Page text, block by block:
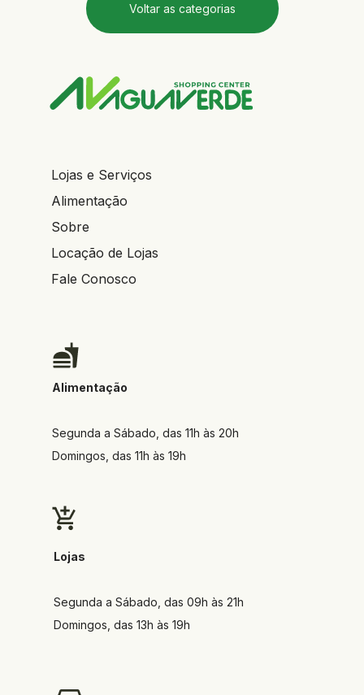
Voltar as categorias
Alimentação
Segunda a Sábado, das 11h às 20h
Domingos, das 11h às 19h
Lojas
Segunda a Sábado, das 09h às 21h
Domingos, das 13h às 19h
Lojas e Serviços
Alimentação
Sobre
Locação de Lojas
Fale Conosco